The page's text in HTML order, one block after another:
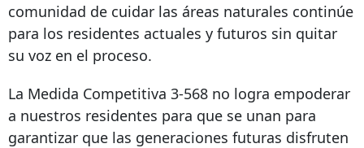
comunidad de cuidar las áreas naturales continúe
para los residentes actuales y futuros sin quitar
su voz en el proceso.
La Medida Competitiva 3-568 no logra empoderar
a nuestros residentes para que se unan para
garantizar que las generaciones futuras disfruten